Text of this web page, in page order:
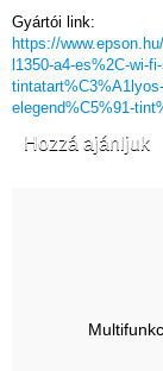
Gyártói link:
https://
l1350-a4-es%2C-wi-
elegend%C5%91-
Hozzá ajánljuk